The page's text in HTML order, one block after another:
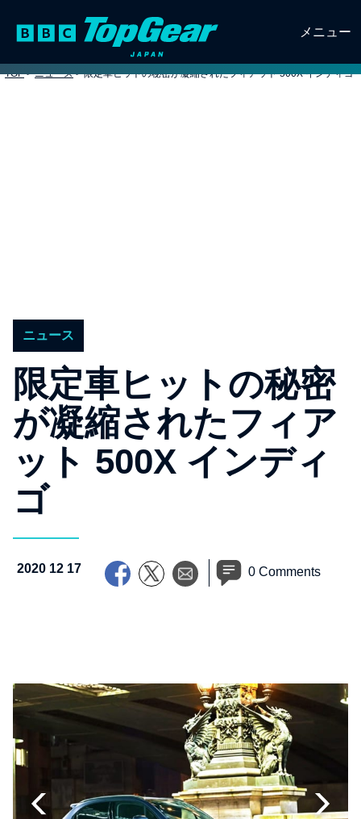
メニュー
TOP > ニュース > 限定車ヒットの秘密が凝縮されたフィアット 500X インディゴ
ニュース
限定車ヒットの秘密
が凝縮されたフィア
ット 500X インディ
ゴ
2020 12 17 0 Comments